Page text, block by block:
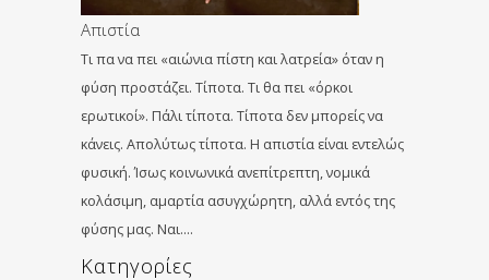
Απιστία
Τι πα να πει «αιώνια πίστη και λατρεία» όταν η
φύση προστάζει. Τίποτα. Τι θα πει «όρκοι
ερωτικοί». Πάλι τίποτα. Τίποτα δεν μπορείς να
κάνεις. Απολύτως τίποτα. Η απιστία είναι εντελώς
φυσική. Ίσως κοινωνικά ανεπίτρεπτη, νομικά
κολάσιμη, αμαρτία ασυγχώρητη, αλλά εντός της
φύσης μας. Ναι….
Kατηγορίες